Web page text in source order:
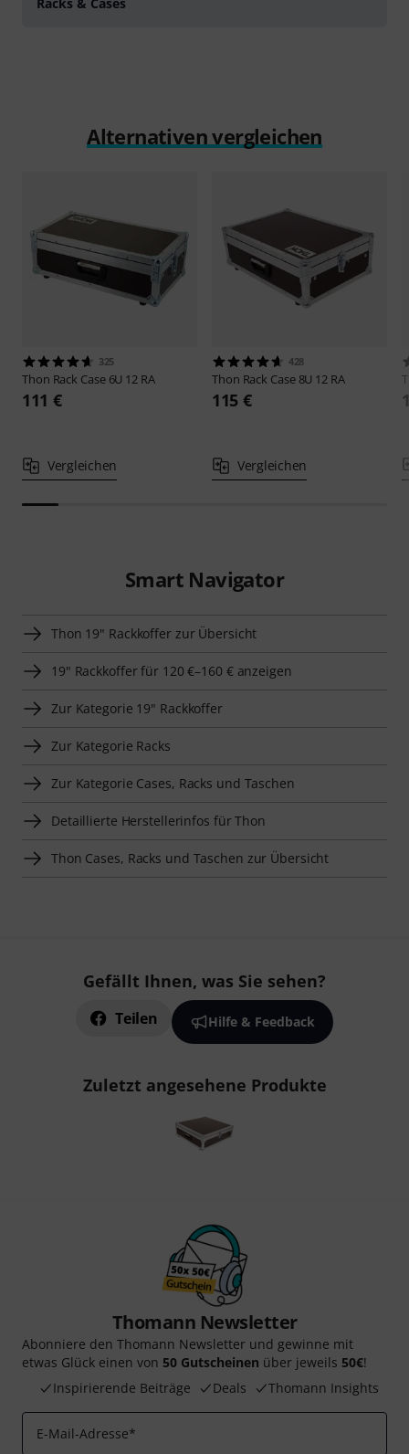
Alternativen vergleichen
325
Thon Rack Case 6U 12 RA
111 €
Vergleichen
428
Thon Rack Case 8U 12 RA
115 €
Vergleichen
Smart Navigator
Thon 19" Rackkoffer zur Übersicht
19" Rackkoffer für 120 €–160 € anzeigen
Zur Kategorie 19" Rackkoffer
Zur Kategorie Racks
Zur Kategorie Cases, Racks und Taschen
Detaillierte Herstellerinfos für Thon
Thon Cases, Racks und Taschen zur Übersicht
Gefällt Ihnen, was Sie sehen?
Teilen Hilfe & Feedback
Zuletzt angesehene Produkte
Thomann Newsletter
Abonniere den Thomann Newsletter und gewinne mit
etwas Glück einen von 50 Gutscheinen über jeweils 50€!
Inspirierende Beiträge
Deals Thomann Insights
E-Mail-Adresse*